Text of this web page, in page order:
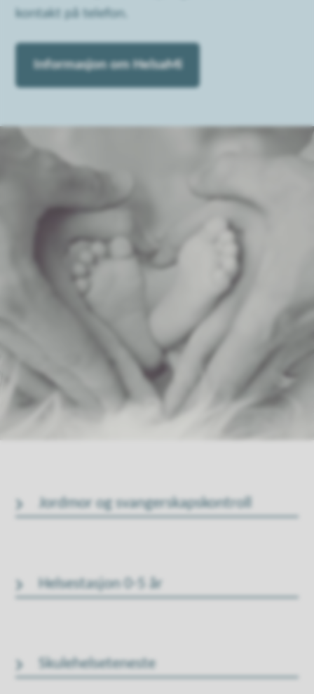
kontakt på telefon.
Informasjon om HelsaMi
Jordmor og svangerskapskontroll
Helsestasjon 0-5 år
Skulehelseteneste